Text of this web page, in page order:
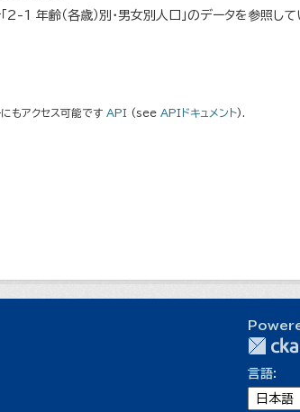
2-1 年齢（各歳）別・男女別人口」のデータを参照して
もアクセス可能です API (see APIドキュメント).
言語